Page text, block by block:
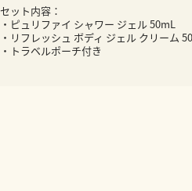
セット内容：
・ピュリファイ シャワー ジェル 50mL
・リフレッシュ ボディ ジェル クリーム
・トラベルポーチ付き